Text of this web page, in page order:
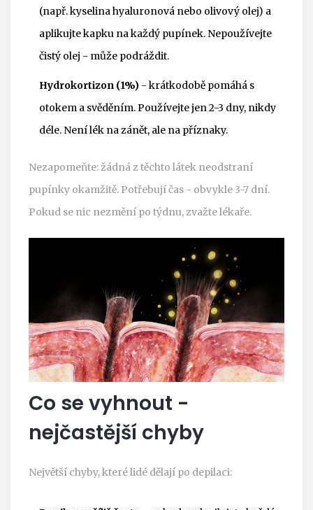
(např. kyselina hyaluronová nebo olivový olej) a
aplikujte kapku na každý pupínek. Nepoužívejte
čistý olej - může podráždit.
Hydrokortizon (1%) - krátkodobě pomáhá s
otokem a svěděním. Používejte jen 2-3 dny, nikdy
déle. Není lék na zánět, ale na příznaky.
Nezapomeňte: žádná z těchto látek neodstraní
pupínky okamžitě. Potřebují čas - obvykle 3-7 dní.
Pokud se nic nezmění po týdnu, zvažte lékaře.
Co se vyhnout -
nejčastější chyby
Největší chyby, které lidé dělají po depilaci: